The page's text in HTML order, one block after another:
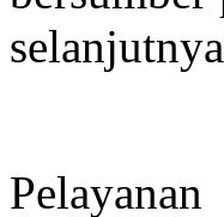
Pelayanan